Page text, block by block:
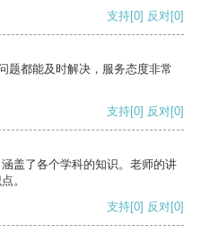
支持[0] 反对[0]
题都能及时解决，服务态度非常
支持[0] 反对[0]
盖了各个学科的知识。老师的讲
。
支持[0] 反对[0]